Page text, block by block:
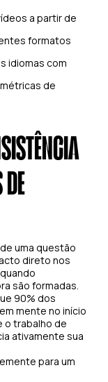
a partir de
formatos
idiomas com
de
uma questão
direto nos
são formadas.
90% dos
mente no início
o trabalho de
ativamente sua
para um